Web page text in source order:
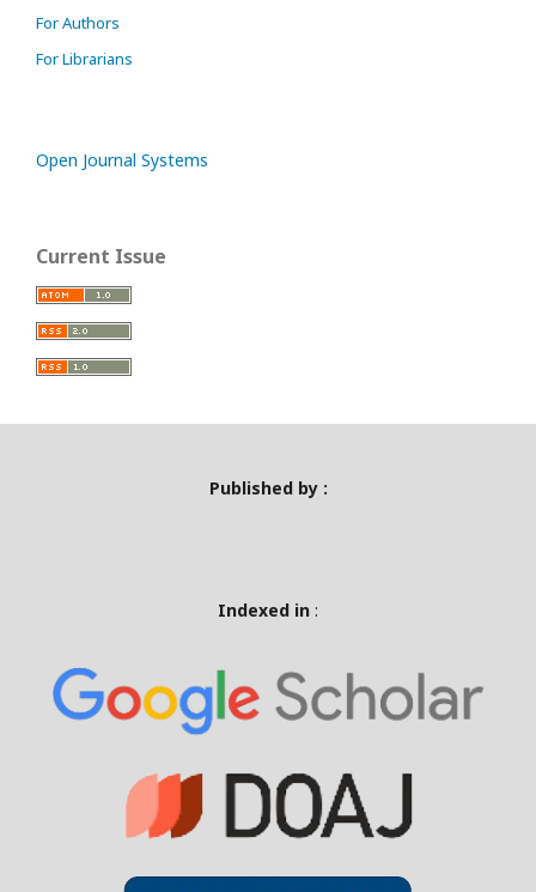
For Authors
For Librarians
Open Journal Systems
Current Issue
Published by :
Indexed in :